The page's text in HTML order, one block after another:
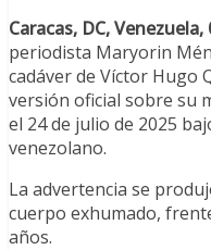
Caracas, DC,
periodista Maryorin
cadáver de Víctor Hugo
versión oficial sobre su
el 24 de julio de 2025
venezolano.
La advertencia se
cuerpo exhumado,
años.